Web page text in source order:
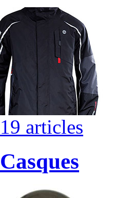
19 articles
Casques